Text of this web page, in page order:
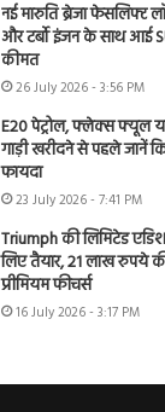
नई मारुति ब्रेजा फेसलिफ्ट
और टर्बो इंजन के साथ आई
कीमत
26 July 2026 - 3:56 PM
E20 पेट्रोल, फ्लेक्स फ्यूल
गाड़ी खरीदने से पहले जानें
फायदा
23 July 2026 - 7:41 PM
Triumph की लिमिटेड
लिए तैयार, 21 लाख रुपये
प्रीमियम फीचर्स
16 July 2026 - 3:17 PM